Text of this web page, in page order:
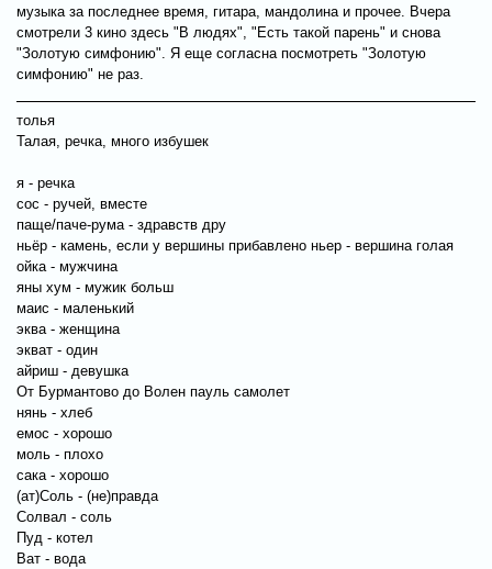
музыка за последнее время, гитара, мандолина и прочее. Вчера
смотрели 3 кино здесь "В людях", "Есть такой парень" и снова
"Золотую симфонию". Я еще согласна посмотреть "Золотую
симфонию" не раз.
толья
Талая, речка, много избушек
я - речка
сос - ручей, вместе
паще/паче-рума - здравств дру
ньёр - камень, если у вершины прибавлено ньер - вершина голая
ойка - мужчина
яны хум - мужик больш
маис - маленький
эква - женщина
экват - один
айриш - девушка
От Бурмантово до Волен пауль самолет
нянь - хлеб
емос - хорошо
моль - плохо
сака - хорошо
(ат)Соль - (не)правда
Солвал - соль
Пуд - котел
Ват - вода